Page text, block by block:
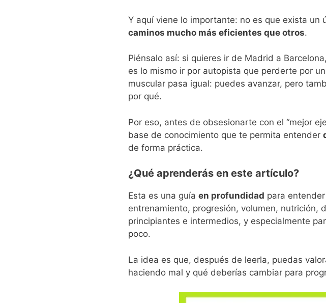
Y aquí viene lo importante: no es que exista un
caminos mucho más eficientes que otros.
Piénsalo así: si quieres ir de Madrid a
es lo mismo ir por autopista que perderte por
muscular pasa igual: puedes avanzar, pero
por qué.
Por eso, antes de obsesionarte con el “mejor
base de conocimiento que te permita entender
de forma práctica.
¿Qué aprenderás en este artículo?
Esta es una guía en profundidad para
entrenamiento, progresión, volumen, nutrición,
principiantes e intermedios, y especialmente
poco.
La idea es que, después de leerla, puedas
haciendo mal y qué deberías cambiar para